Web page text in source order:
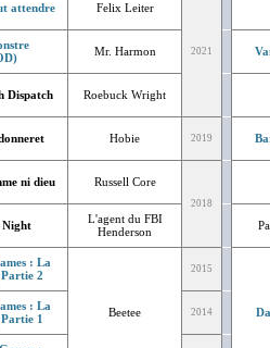
attendre
Felix Leiter
2021
Mr. Harmon
Dispatch Roebuck Wright
Hobie 2019
ni dieu Russell Core
2018
Night
L'agent du FBI
Henderson
: La
2
Beetee
2015
: La
1
2014